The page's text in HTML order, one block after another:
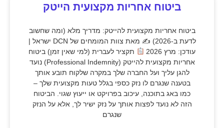
ביטוח אחריות מקצועית הייטק
ביטוח אחריות מקצועית להייטק: מדריך מלא (ומה שחשוב
לדעת ב-2026) ✍
מאת צוות המומחים של DCN ישראל |
עודכן: מרץ 2026
תקציר לעברית (למי שאין זמן) ביטוח
אחריות מקצועית להייטק (Professional Indemnity) נועד
להגן עליך ועל החברה שלך במקרה שלקוח תובע אותך
בטענה שנגרם לו נזק כספי בגלל טעות מקצועית שלך –
כמו באג בתוכנה, עיכוב בפרויקט או ייעוץ שגוי. הביטוח
הזה לא נועד לפצות אותך על נזק ישיר לך, אלא על הנזק
שנגרם